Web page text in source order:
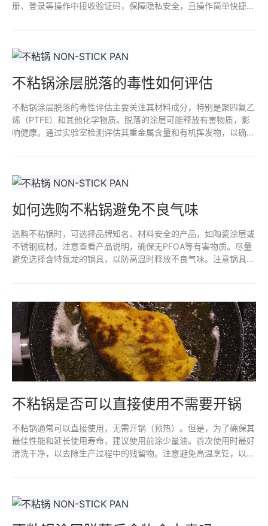
册、登录等操作中接收验证码，保障隐私安全，且操作简单快捷。
不粘锅涂层脱落的毒性如何评估
不粘锅涂层脱落的毒性评估主要关注其材料成分，特别是聚四氟乙
烯（PTFE）和其他化学物质。脱落的涂层可能释放有害物质，影
响健康。通过实验室检测评估其重金属含量和有机挥发物，以确定
如何选购不粘锅避免不良气味
选购不粘锅时，可选择品牌知名、材料安全的产品，如陶瓷涂层或
不锈钢底材。注意查看产品说明，确保无PFOA等有害物质。尽量
避免选择含特氟龙的锅具，以防高温时释放不良气味。注意锅具的
不粘锅是否可以直接使用不需要开锅
不粘锅通常可以直接使用，无需开锅（预热）。但是，为了确保其
最佳性能和延长使用寿命，建议使用前涂少量油。首次使用时最好
清洗干净，以去除生产过程中的残留物。注意避免高温烹饪，以防